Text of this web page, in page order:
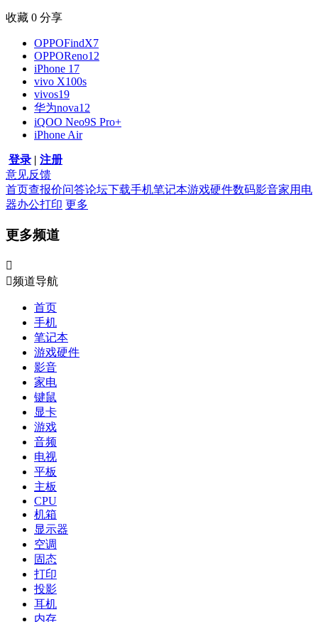
收藏 0 分享
OPPOFindX7
OPPOReno12
iPhone 17
vivo X100s
vivos19
华为nova12
iQOO Neo9S Pro+
iPhone Air
登录 | 注册
意见反馈
首页查报价问答论坛下载手机笔记本游戏硬件数码影音家用电
器办公打印 更多
更多频道

频道导航
首页
手机
笔记本
游戏硬件
影音
家电
键鼠
显卡
游戏
音频
电视
平板
主板
CPU
机箱
显示器
空调
固态
打印
投影
耳机
内存